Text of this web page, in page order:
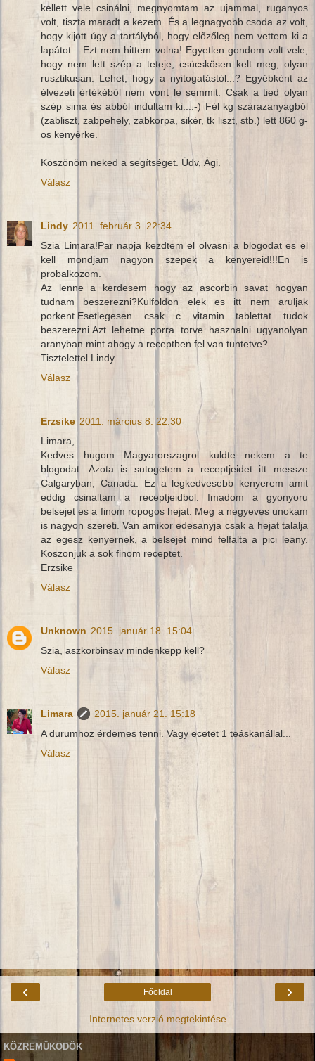
kellett vele csinálni, megnyomtam az ujammal, ruganyos
volt, tiszta maradt a kezem. És a legnagyobb csoda az volt,
hogy kijött úgy a tartályból, hogy előzőleg nem vettem ki a
lapátot... Ezt nem hittem volna! Egyetlen gondom volt vele,
hogy nem lett szép a teteje, csücskösen kelt meg, olyan
rusztikusan. Lehet, hogy a nyitogatástól...? Egyébként az
élvezeti értékéből nem vont le semmit. Csak a tied olyan
szép sima és abból indultam ki...:-) Fél kg szárazanyagból
(zabliszt, zabpehely, zabkorpa, sikér, tk liszt, stb.) lett 860 g-
os kenyérke.
Köszönöm neked a segítséget. Üdv, Ági.
Válasz
Lindy 2011. február 3. 22:34
Szia Limara!Par napja kezdtem el olvasni a blogodat es el
kell mondjam nagyon szepek a kenyereid!!!En is
probalkozom.
Az lenne a kerdesem hogy az ascorbin savat hogyan
tudnam beszerezni?Kulfoldon elek es itt nem aruljak
porkent.Esetlegesen csak c vitamin tablettat tudok
beszerezni.Azt lehetne porra torve hasznalni ugyanolyan
aranyban mint ahogy a receptben fel van tuntetve?
Tisztelettel Lindy
Válasz
Erzsike 2011. március 8. 22:30
Limara,
Kedves hugom Magyarorszagrol kuldte nekem a te
blogodat. Azota is sutogetem a receptjeidet itt messze
Calgaryban, Canada. Ez a legkedvesebb kenyerem amit
eddig csinaltam a receptjeidbol. Imadom a gyonyoru
belsejet es a finom ropogos hejat. Meg a negyeves unokam
is nagyon szereti. Van amikor edesanyja csak a hejat talalja
az egesz kenyernek, a belsejet mind felfalta a pici leany.
Koszonjuk a sok finom receptet.
Erzsike
Válasz
Unknown 2015. január 18. 15:04
Szia, aszkorbinsav mindenkepp kell?
Válasz
Limara
2015. január 21. 15:18
A durumhoz érdemes tenni. Vagy ecetet 1 teáskanállal...
Válasz
‹ ›
Főoldal
Internetes verzió megtekintése
KÖZREMŰKÖDŐK